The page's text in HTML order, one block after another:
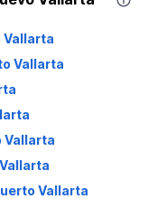
Vallarta
Vallarta
Vallarta
Vallarta